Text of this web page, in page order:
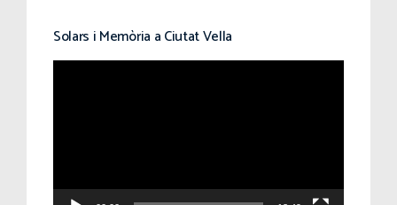
Solars i Memòria a Ciutat Vella